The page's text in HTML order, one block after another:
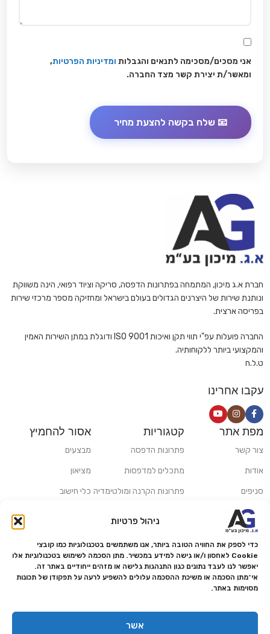
ניהול פרטיות
כדי לספק את החוויה הטובה ביותר, אנו משתמשים בטכנולוגיות כמו קובצי
Cookie לאחסון ו/או גישה למידע במכשיר. מתן הסכמה לשימוש בטכנולוגיות אלו
יאפשר לנו לעבד נתונים כגון התנהגות גלישה או מזהים ייחודיים באתר זה.
אי־מתן הסכמה או משיכת ההסכמה עלולים להשפיע לרעה על תפקודן של תכונות
מסוימות באתר.
אשר
אני מסכים/מסכימה לתנאים והגבלות ומדיניות הפרטיות,
ומאשר/ת יצירת קשר מצד החברה.
חברת א.ג מיכון, המתמחה בפתרונות הדפסה, סריקה וציוד רפואי, הינה משווקת
ונותנת שירות של היצרנים הגדולים בעולם בישראל ומחזיקה מספר מרכזי שירות
בפריסה ארצית.
החברה פועלות עפ"י תווי תקן ואיכות ISO 9001 ודוגלת במתן השירות האמין
והמקצועי ביותר ללקוחותיה.
ט.ל.ח
עקבו אחרינו
מפת אתר
צור קשר
אודות
סניפים
משלוחים ואיסוף עצמי
מדריכים ומאמרים
מותגים
מעבדת תיקונים
הצהרת נגישות
מדיניות פרטיות
קטגוריות
פתרונות הדפסה
מתכלים למדפסות
פתרונות הקרנה ומולטימדיה
פתרונות למגזר הרפואי
אסור להחמיץ
מבצעים
מציאון
כלי חישוב